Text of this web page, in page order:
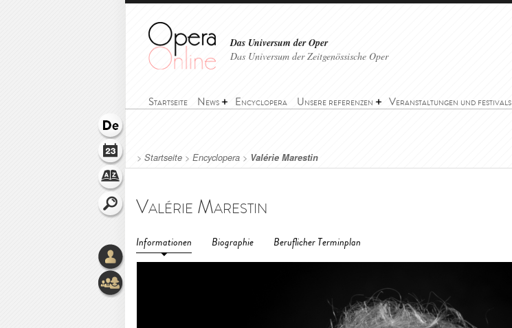
Das Universum der Oper
Das Universum der Zeitgenössische Oper
Startseite News Encyclopera Unsere referenzen Veranstaltungen und festivals
> Startseite > Encyclopera > Valérie Marestin
Valérie Marestin
Informationen Biographie Beruflicher Terminplan